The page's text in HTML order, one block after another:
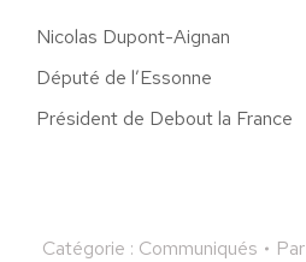
Nicolas Dupont-Aignan
Député de l’Essonne
Président de Debout la France
Catégorie : Communiqués Par